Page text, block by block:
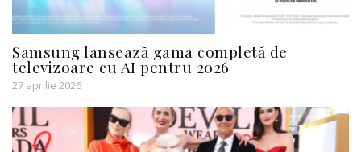
Samsung lansează gama completă de
televizoare cu AI pentru 2026
27 aprilie 2026